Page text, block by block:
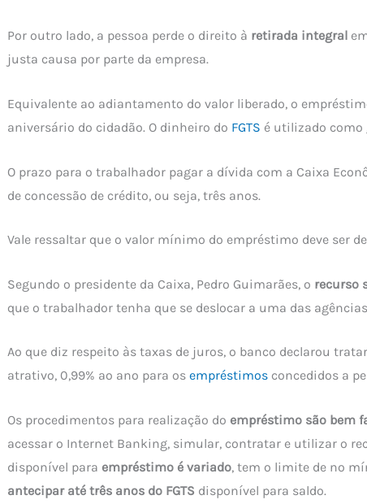
Por outro lado, a pessoa perde o direito à retirada integral
justa causa por parte da empresa.
Equivalente ao adiantamento do valor liberado, o
aniversário do cidadão. O dinheiro do FGTS é utilizado como
O prazo para o trabalhador pagar a dívida com a Caixa
de concessão de crédito, ou seja, três anos.
Vale ressaltar que o valor mínimo do empréstimo deve ser de
Segundo o presidente da Caixa, Pedro Guimarães, o recurso
que o trabalhador tenha que se deslocar a uma das
Ao que diz respeito às taxas de juros, o banco declarou
atrativo, 0,99% ao ano para os empréstimos concedidos a
Os procedimentos para realização do empréstimo são bem
acessar o Internet Banking, simular, contratar e utilizar o
disponível para empréstimo é variado, tem o limite de no
antecipar até três anos do FGTS disponível para saldo.